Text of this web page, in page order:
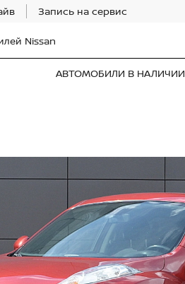
Запись на сервис
Nissan
АВТОМОБИЛИ В НАЛИЧИИ